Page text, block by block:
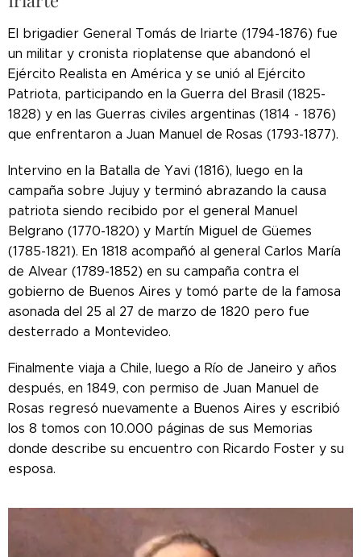
El brigadier General Tomás de Iriarte (1794-1876) fue
un militar y cronista rioplatense que abandonó el
Ejército Realista en América y se unió al Ejército
Patriota, participando en la Guerra del Brasil (1825-
1828) y en las Guerras civiles argentinas (1814 - 1876)
que enfrentaron a Juan Manuel de Rosas (1793-1877).
Intervino en la Batalla de Yavi (1816), luego en la
campaña sobre Jujuy y terminó abrazando la causa
patriota siendo recibido por el general Manuel
Belgrano (1770-1820) y Martín Miguel de Güemes
(1785-1821). En 1818 acompañó al general Carlos María
de Alvear (1789-1852) en su campaña contra el
gobierno de Buenos Aires y tomó parte de la famosa
asonada del 25 al 27 de marzo de 1820 pero fue
desterrado a Montevideo.
Finalmente viaja a Chile, luego a Río de Janeiro y años
después, en 1849, con permiso de Juan Manuel de
Rosas regresó nuevamente a Buenos Aires y escribió
los 8 tomos con 10.000 páginas de sus Memorias
donde describe su encuentro con Ricardo Foster y su
esposa.